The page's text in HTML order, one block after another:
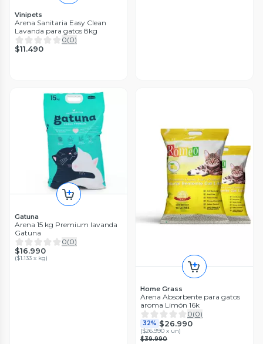
Vinipets
Arena Sanitaria Easy Clean
Lavanda para gatos 8kg
0(0)
$11.490
Gatuna
Arena 15 kg Premium lavanda
Gatuna
0(0)
$16.990
($1.133 x kg)
Home Grass
Arena Absorbente para gatos
aroma Limón 16k
0(0)
32% $26.990
($26.990 x un)
$39.990